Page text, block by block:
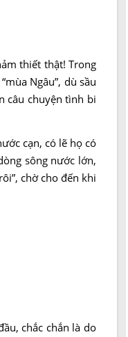
thiết thật! Trong
Ngâu”, dù sầu
câu chuyện tình bi
cạn, có lẽ họ có
sông nước lớn,
chờ cho đến khi
chắc chắn là do